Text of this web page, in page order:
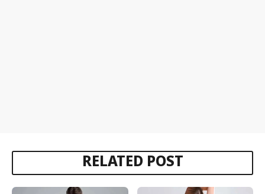
RELATED POST